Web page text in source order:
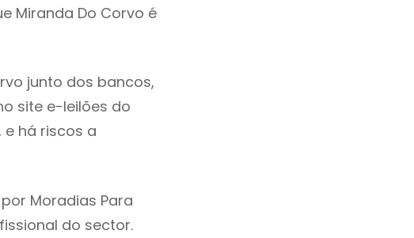
Miranda Do Corvo é
junto dos bancos,
site e-leilões do
há riscos a
Moradias Para
do sector.